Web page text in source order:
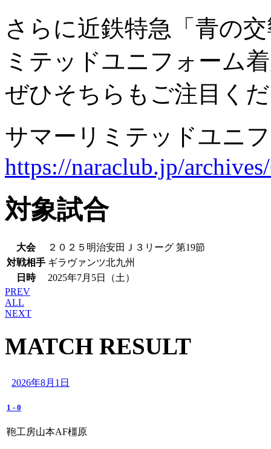
さらに近鉄特急「青の
ミテッドユニフォーム
ぜひそちらもご注目く
サマーリミテッドユニ
https://naraclub.jp/
対象試合
大会
２０２５明治安田Ｊ３リーグ 第19節
対戦相手 ギラヴァンツ北九州
日時
2025年7月5日（土）
PREV
ALL
NEXT
MATCH RESULT
2026年8月1日
1 - 0
鞄工房山本AF橿原